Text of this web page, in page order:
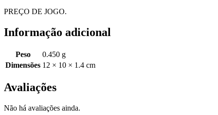
PREÇO DE JOGO.
Informação adicional
Peso
0.450 g
Dimensões 12 × 10 × 1.4 cm
Avaliações
Não há avaliações ainda.